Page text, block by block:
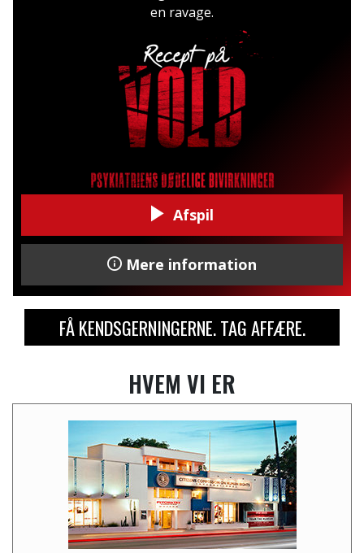
en ravage.
Afspil
Mere information
FÅ KENDSGERNINGERNE. TAG AFFÆRE.
HVEM VI ER